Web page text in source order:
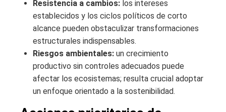
Resistencia a cambios: los intereses
establecidos y los ciclos políticos de corto
alcance pueden obstaculizar transformaciones
estructurales indispensables.
Riesgos ambientales: un crecimiento
productivo sin controles adecuados puede
afectar los ecosistemas; resulta crucial adoptar
un enfoque orientado a la sostenibilidad.